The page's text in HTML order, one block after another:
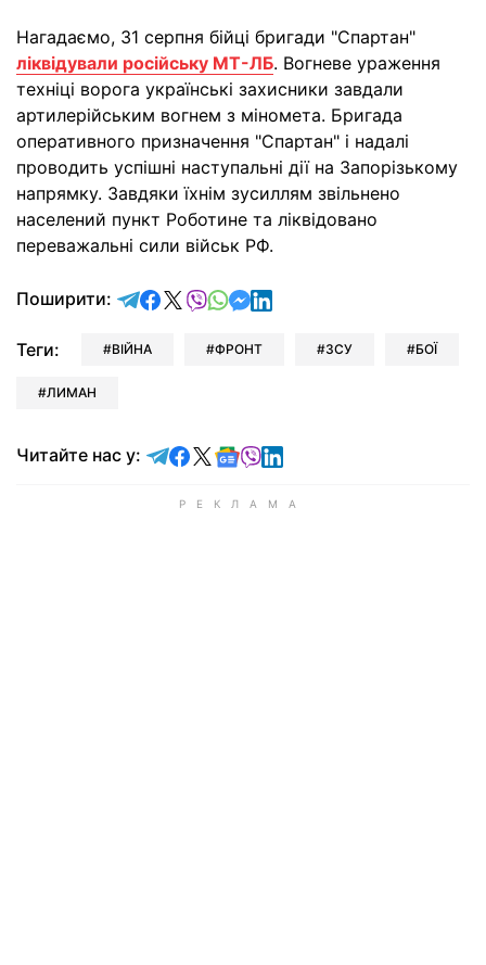
Нагадаємо, 31 серпня бійці бригади "Спартан"
ліквідували російську МТ-ЛБ. Вогневе ураження
техніці ворога українські захисники завдали
артилерійським вогнем з міномета. Бригада
оперативного призначення "Спартан" і надалі
проводить успішні наступальні дії на Запорізькому
напрямку. Завдяки їхнім зусиллям звільнено
населений пункт Роботине та ліквідовано
переважальні сили військ РФ.
Поширити: відправити у Telegram
поділитись у Facebook
поділитись у X
відправити у Viber
відправити у Whatsapp
відправити у Messenger
відправити у LinkedIn
Теги: ВІЙНА ФРОНТ ЗСУ БОЇ
ЛИМАН
Читайте нас у: Читайте у Telegram
Читайте у Facebook
Читайте у X
Читайте у Google news
Читайте у Viber
Читайте у LinkedIn